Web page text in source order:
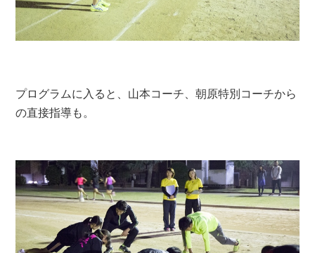
プログラムに入ると、山本コーチ、朝原特別コーチから
の直接指導も。